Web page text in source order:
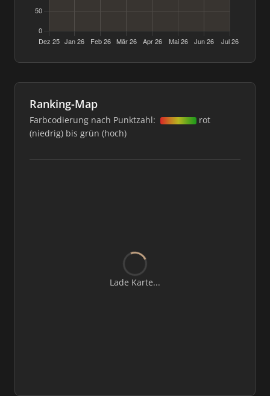
Ranking-Map
Farbcodierung nach Punktzahl:
rot
(niedrig) bis grün (hoch)
Lade Karte...